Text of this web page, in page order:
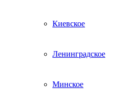
Киевское
Ленинградское
Минское